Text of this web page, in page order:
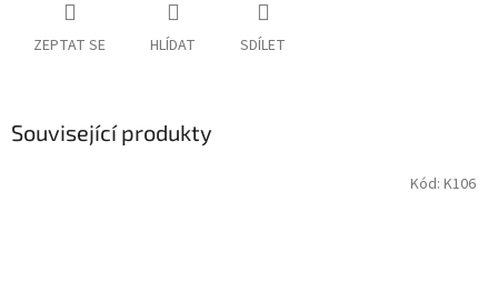
ZEPTAT SE HLÍDAT SDÍLET
Související produkty
Kód: K106